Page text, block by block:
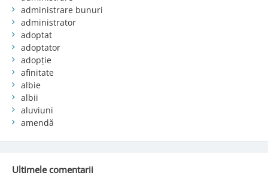
administrare bunuri
administrator
adoptat
adoptator
adopție
afinitate
albie
albii
aluviuni
amendă
Ultimele comentarii